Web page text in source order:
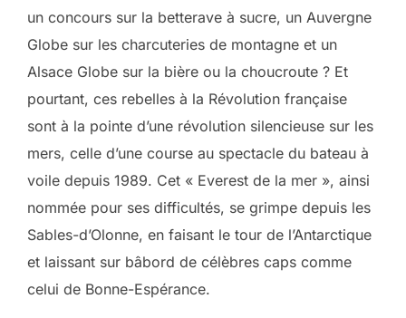
un concours sur la betterave à sucre, un Auvergne
Globe sur les charcuteries de montagne et un
Alsace Globe sur la bière ou la choucroute ? Et
pourtant, ces rebelles à la Révolution française
sont à la pointe d’une révolution silencieuse sur les
mers, celle d’une course au spectacle du bateau à
voile depuis 1989. Cet « Everest de la mer », ainsi
nommée pour ses difficultés, se grimpe depuis les
Sables-d’Olonne, en faisant le tour de l’Antarctique
et laissant sur bâbord de célèbres caps comme
celui de Bonne-Espérance.